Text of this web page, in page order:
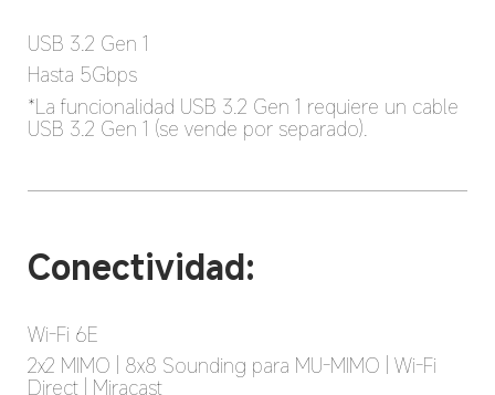
USB 3.2 Gen 1
Hasta 5Gbps
*La funcionalidad USB 3.2 Gen 1 requiere un cable
USB 3.2 Gen 1 (se vende por separado).
Conectividad:
Wi-Fi 6E
2x2 MIMO | 8x8 Sounding para MU-MIMO | Wi-Fi
Direct | Miracast